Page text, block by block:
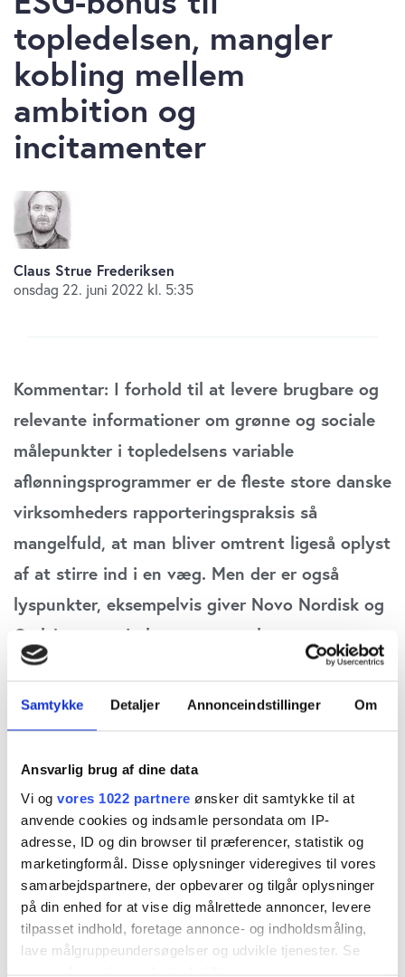
Samtykke Detaljer Annonceindstillinger Om
Ansvarlig brug af dine data
Vi og vores 1022 partnere ønsker dit samtykke til at
anvende cookies og indsamle persondata om IP-
adresse, ID og din browser til præferencer, statistik og
marketingformål. Disse oplysninger videregives til vores
samarbejdspartnere, der opbevarer og tilgår oplysninger
på din enhed for at vise dig målrettede annoncer, levere
tilpasset indhold, foretage annonce- og indholdsmåling,
lave målgruppeundersøgelser og udvikle tjenester. Se
topledelsen, mangler
kobling mellem
ambition og
incitamenter
Claus Strue Frederiksen
onsdag 22. juni 2022 kl. 5:35
Kommentar: I forhold til at levere brugbare og
relevante informationer om grønne og sociale
målepunkter i topledelsens variable
aflønningsprogrammer er de fleste store danske
virksomheders rapporteringspraksis så
mangelfuld, at man bliver omtrent ligeså oplyst
af at stirre ind i en væg. Men der er også
lyspunkter, eksempelvis giver Novo Nordisk og
Carlsbergs vederlagsrapporter læserne
forholdsvis solid indsigt i selskabernes
integration af ESG-komponenter i topledelsens
bonusprogrammer.
Flertallet af de store danske
erhvervsvirksomheder forsøger i deres
markedsføring og storytelling over for
offentligheden at fremstå som meget grønne og
ansvarlige. Men når det kommer til at fremme den
bæredygtige omstilling via
incitamentprogrammer sætter de fleste store